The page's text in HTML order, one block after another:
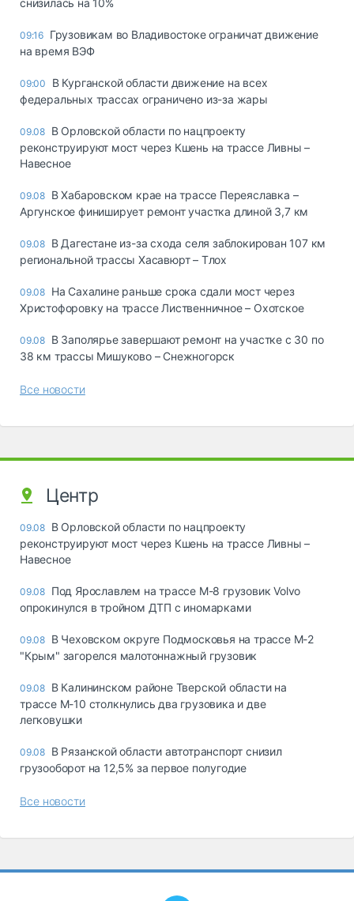
снизилась на 10%
09:16 Грузовикам во Владивостоке ограничат движение
на время ВЭФ
09:00
В Курганской области движение на всех
федеральных трассах ограничено из-за жары
09.08 В Орловской области по нацпроекту
реконструируют мост через Кшень на трассе Ливны –
Навесное
09.08 В Хабаровском крае на трассе Переяславка –
Аргунское финиширует ремонт участка длиной 3,7 км
09.08 В Дагестане из-за схода селя заблокирован 107 км
региональной трассы Хасавюрт – Тлох
09.08 На Сахалине раньше срока сдали мост через
Христофоровку на трассе Лиственничное – Охотское
09.08 В Заполярье завершают ремонт на участке с 30 по
38 км трассы Мишуково – Снежногорск
Все новости
Центр
09.08 В Орловской области по нацпроекту
реконструируют мост через Кшень на трассе Ливны –
Навесное
09.08 Под Ярославлем на трассе М-8 грузовик Volvo
опрокинулся в тройном ДТП с иномарками
09.08 В Чеховском округе Подмосковья на трассе М-2
"Крым" загорелся малотоннажный грузовик
09.08 В Калининском районе Тверской области на
трассе М-10 столкнулись два грузовика и две
легковушки
09.08 В Рязанской области автотранспорт снизил
грузооборот на 12,5% за первое полугодие
Все новости